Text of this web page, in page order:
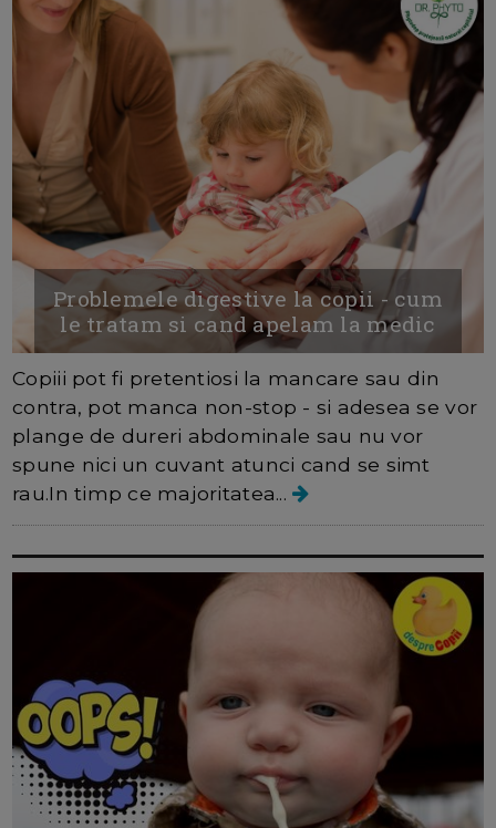
Problemele digestive la copii - cum
le tratam si cand apelam la medic
Copiii pot fi pretentiosi la mancare sau din
contra, pot manca non-stop - si adesea se vor
plange de dureri abdominale sau nu vor
spune nici un cuvant atunci cand se simt
rau.In timp ce majoritatea...